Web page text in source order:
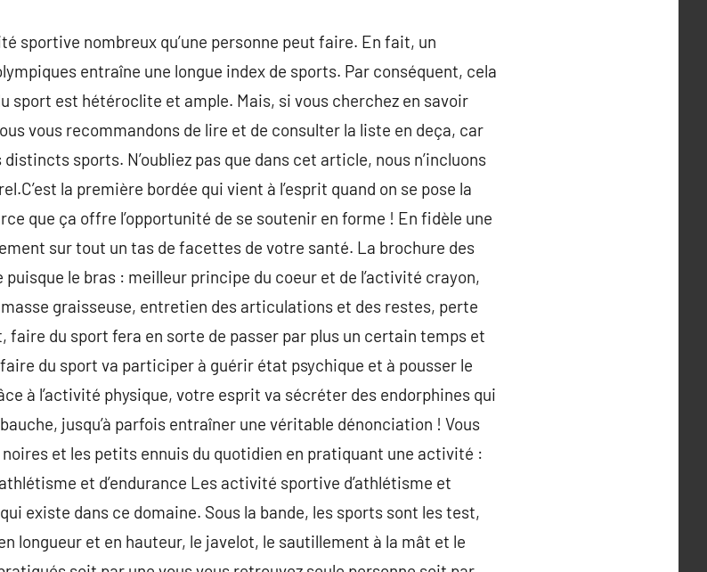
sportive nombreux qu’une personne peut faire. En fait, un
entraîne une longue index de sports. Par conséquent, cela
sport est hétéroclite et ample. Mais, si vous cherchez en savoir
vous recommandons de lire et de consulter la liste en deça, car
sports. N’oubliez pas que dans cet article, nous n’incluons
la première bordée qui vient à l’esprit quand on se pose la
que ça offre l’opportunité de se soutenir en forme ! En fidèle une
sur tout un tas de facettes de votre santé. La brochure des
le bras : meilleur principe du coeur et de l’activité crayon,
graisseuse, entretien des articulations et des restes, perte
du sport fera en sorte de passer par plus un certain temps et
du sport va participer à guérir état psychique et à pousser le
à l’activité physique, votre esprit va sécréter des endorphines qui
jusqu’à parfois entraîner une véritable dénonciation ! Vous
noires et les petits ennuis du quotidien en pratiquant une activité :
et d’endurance Les activité sportive d’athlétisme et
existe dans ce domaine. Sous la bande, les sports sont les test,
longueur et en hauteur, le javelot, le sautillement à la mât et le